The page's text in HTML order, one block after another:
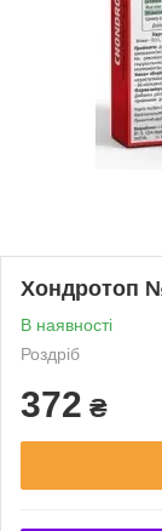
Хондротоп
В наявності
Роздріб
372 ₴